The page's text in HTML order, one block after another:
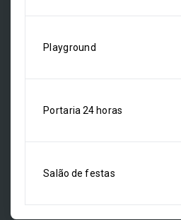
Playground
Portaria 24 horas
Salão de festas